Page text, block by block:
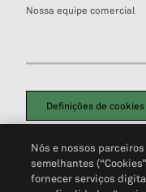
Nossa equipe comercial
Definições de cookies
Política de Privacidade
Não Venda Minhas
Nós e nossos
semelhantes
fornecer serviços